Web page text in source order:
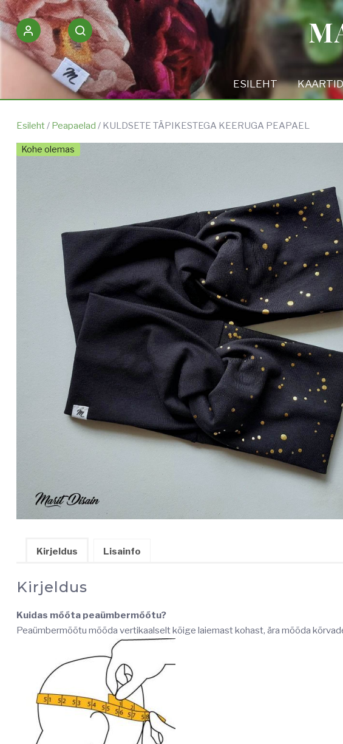
ESILEHT KAARTID
Esileht/ Peapaelad / KULDSETE TÄPIKESTEGA KEERUGA PEAPAEL
Kohe olemas
Kirjeldus Lisainfo
Kirjeldus
Kuidas mõõta peaümbermõõtu?
Peaümbermõõtu mõõda vertikaalselt kõige laiemast kohast, ära mõõda